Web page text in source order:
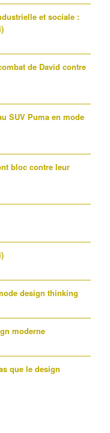
et sociale :
de David contre
SUV Puma en mode
bloc contre leur
design thinking
moderne
que le design